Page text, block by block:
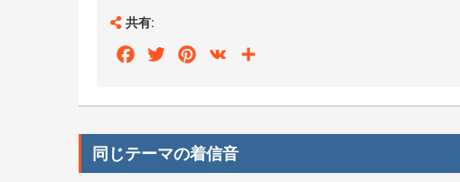
共有:
FacebookTwitterPinterest
VK
同じテーマの着信音